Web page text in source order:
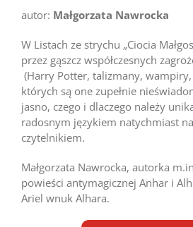
autor: Małgorzata Nawrocka
W Listach ze strychu „Ciocia
przez gąszcz współczesnych
(Harry Potter, talizmany,
których są one zupełnie
jasno, czego i dlaczego należy
radosnym językiem natychmiast
czytelnikiem.
Małgorzata Nawrocka, autorka
powieści antymagicznej Anhar i
Ariel wnuk Alhara.